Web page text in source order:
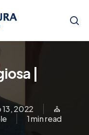
|
2022
⛪️
1 min read